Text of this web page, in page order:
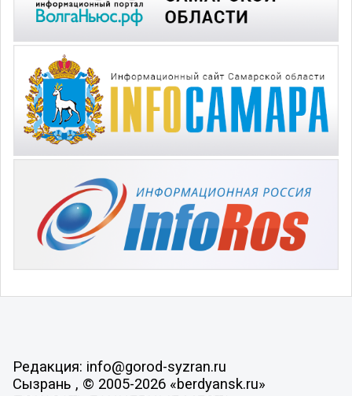
Редакция: info@gorod-syzran.ru
Сызрань , © 2005-2026 «berdyansk.ru»